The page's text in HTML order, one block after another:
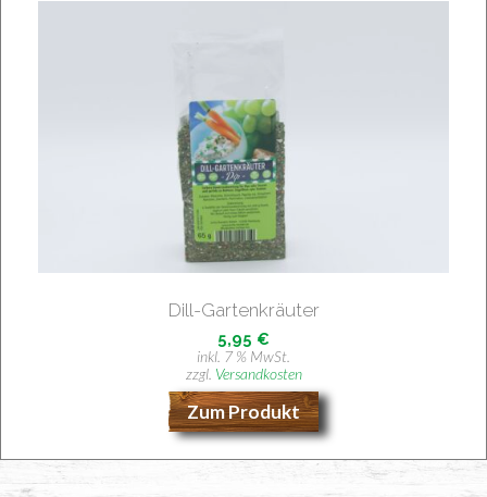
Dill-Gar­ten­kräu­ter
5,95 €
inkl. 7 % MwSt.
zzgl. Versandkosten
Zum Produkt